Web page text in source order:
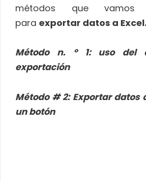
métodos que
para exportar datos a Excel.
Método n. ° 1: uso del
exportación
Método # 2: Exportar datos
un botón